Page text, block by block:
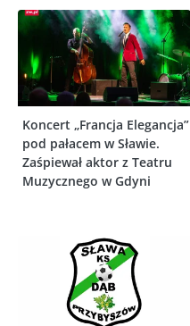
Koncert „Francja Elegancja”
pod pałacem w Sławie.
Zaśpiewał aktor z Teatru
Muzycznego w Gdyni